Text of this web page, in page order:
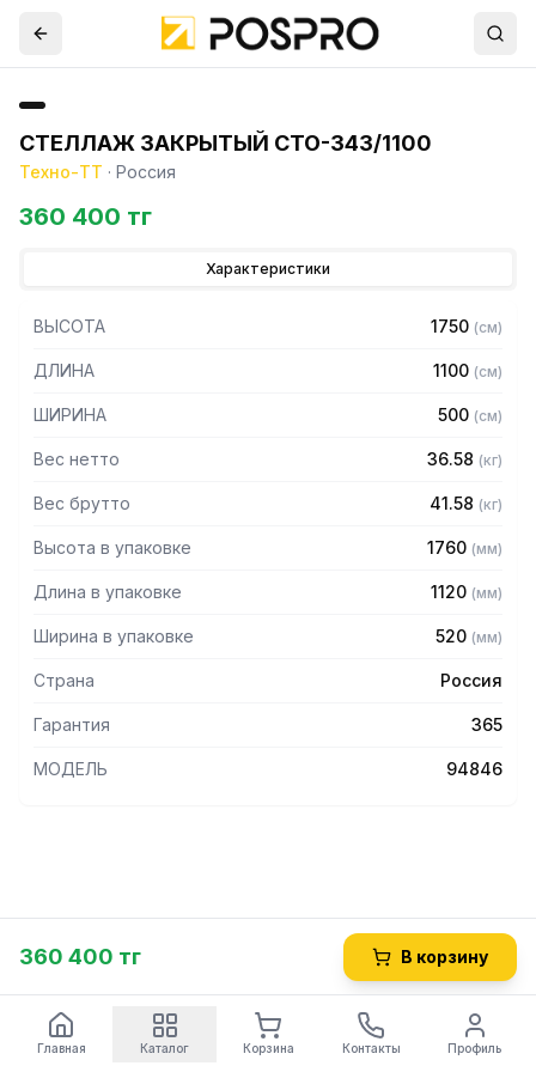
СТЕЛЛАЖ ЗАКРЫТЫЙ СТО-343/1100
Техно-ТТ · Россия
360 400 тг
Характеристики
ВЫСОТА 1750 (см)
ДЛИНА 1100 (см)
ШИРИНА 500 (см)
Вес нетто 36.58 (кг)
Вес брутто 41.58 (кг)
Высота в упаковке 1760 (мм)
Длина в упаковке 1120 (мм)
Ширина в упаковке 520 (мм)
Страна Россия
Гарантия 365
МОДЕЛЬ 94846
360 400 тг В корзину
Главная Каталог Корзина Контакты Профиль